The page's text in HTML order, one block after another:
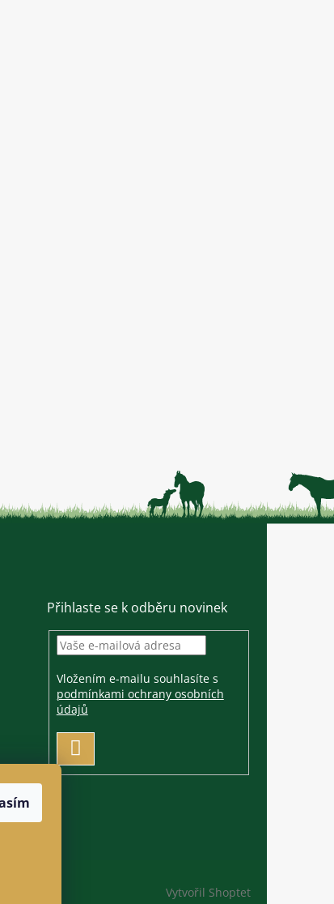
Přihlaste se k odběru novinek
Vložením e-mailu souhlasíte s
podmínkami ochrany osobních
údajů
SE
Vytvořil Shoptet